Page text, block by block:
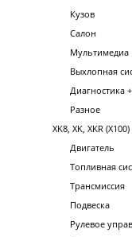
Кузов
Салон
Мультимедиа
Выхлопная
Диагностика
Разное
XK8, XK, XKR (X100)
Двигатель
Топливная
Трансмиссия
Подвеска
Рулевое